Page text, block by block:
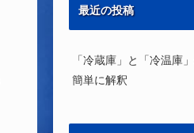
最近の投稿
「冷蔵庫」と「冷温庫
簡単に解釈